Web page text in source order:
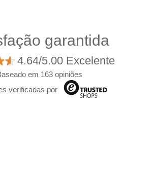
garantida
4.64/5.00 Excelente
em 163 opiniões
verificadas por